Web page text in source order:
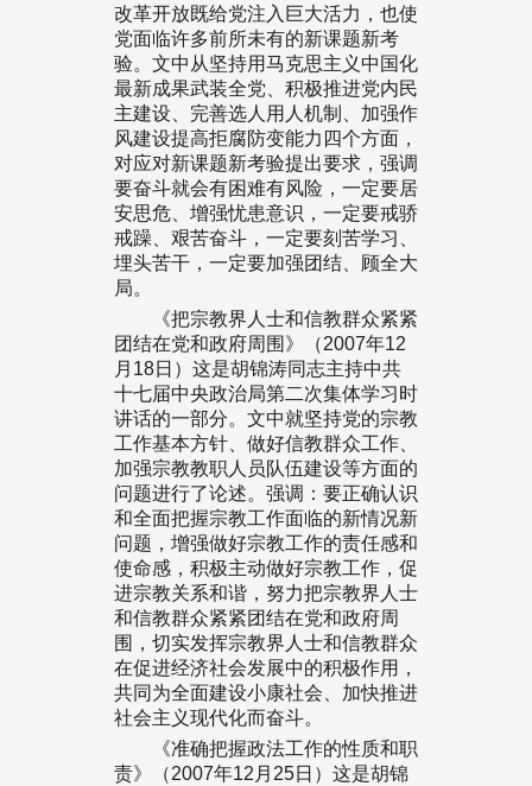
改革开放既给党注入巨大活力，也使
党面临许多前所未有的新课题新考
验。文中从坚持用马克思主义中国化
最新成果武装全党、积极推进党内民
主建设、完善选人用人机制、加强作
风建设提高拒腐防变能力四个方面，
对应对新课题新考验提出要求，强调
要奋斗就会有困难有风险，一定要居
安思危、增强忧患意识，一定要戒骄
戒躁、艰苦奋斗，一定要刻苦学习、
埋头苦干，一定要加强团结、顾全大
局。
《把宗教界人士和信教群众紧紧
团结在党和政府周围》（2007年12
月18日）这是胡锦涛同志主持中共
十七届中央政治局第二次集体学习时
讲话的一部分。文中就坚持党的宗教
工作基本方针、做好信教群众工作、
加强宗教教职人员队伍建设等方面的
问题进行了论述。强调：要正确认识
和全面把握宗教工作面临的新情况新
问题，增强做好宗教工作的责任感和
使命感，积极主动做好宗教工作，促
进宗教关系和谐，努力把宗教界人士
和信教群众紧紧团结在党和政府周
围，切实发挥宗教界人士和信教群众
在促进经济社会发展中的积极作用，
共同为全面建设小康社会、加快推进
社会主义现代化而奋斗。
《准确把握政法工作的性质和职
责》（2007年12月25日）这是胡锦